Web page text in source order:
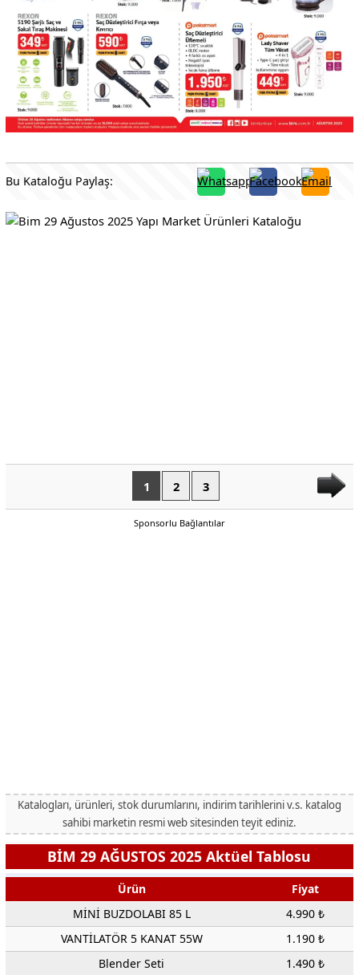
Bu Kataloğu Paylaş:
1 2 3
Sponsorlu Bağlantılar
Katalogları, ürünleri, stok durumlarını, indirim tarihlerini v.s. katalog
sahibi marketin resmi web sitesinden teyit ediniz.
BİM 29 AĞUSTOS 2025 Aktüel Tablosu
Ürün
Fiyat
MİNİ BUZDOLABI 85 L
4.990 ₺
VANTİLATÖR 5 KANAT 55W
1.190 ₺
Blender Seti
1.490 ₺